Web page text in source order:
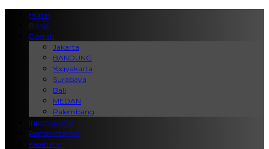
Home
Bisnis
Daerah
Jakarta
BANDUNG
Yogyakarta
Surabaya
Bali
MEDAN
Palembang
Internasional
Pemerintahan
Kesehatan